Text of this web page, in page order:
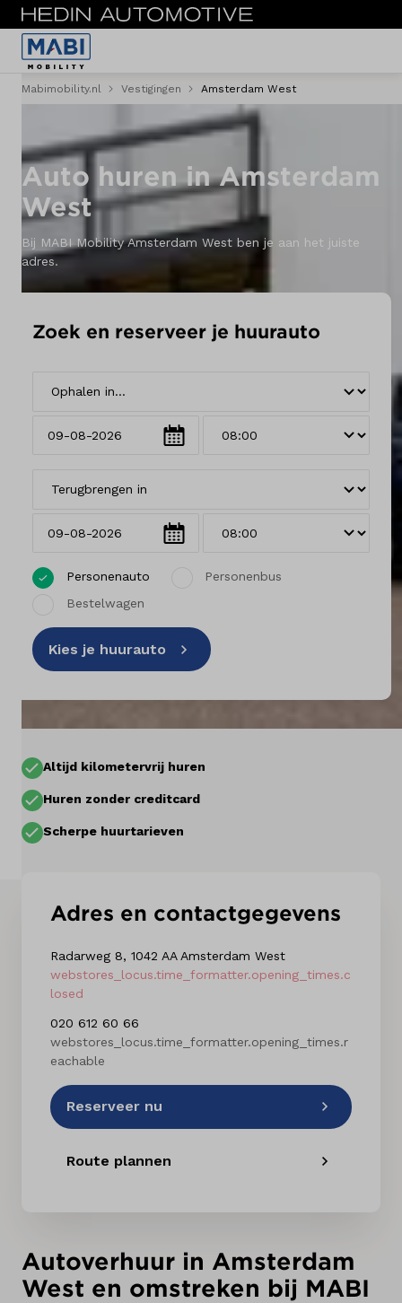
Menu
Reserveer direct
Personenvervoer
Zakelijk
Vestigingen
Klantenservice
Vacatures
Vestigingen
Kennis & advies
Mabimobility.nl Vestigingen Amsterdam West
Auto huren in Amsterdam
West
Bij MABI Mobility Amsterdam West ben je aan het juiste
adres.
Zoek en reserveer je huurauto
Personenauto
Personenbus
Bestelwagen
Kies je huurauto
Altijd kilometervrij huren
Huren zonder creditcard
Scherpe huurtarieven
Adres en contactgegevens
Radarweg 8, 1042 AA Amsterdam West
webstores_locus.time_formatter.opening_times.c
losed
020 612 60 66
webstores_locus.time_formatter.opening_times.r
eachable
Reserveer nu
Route plannen
Autoverhuur in Amsterdam
West en omstreken bij MABI